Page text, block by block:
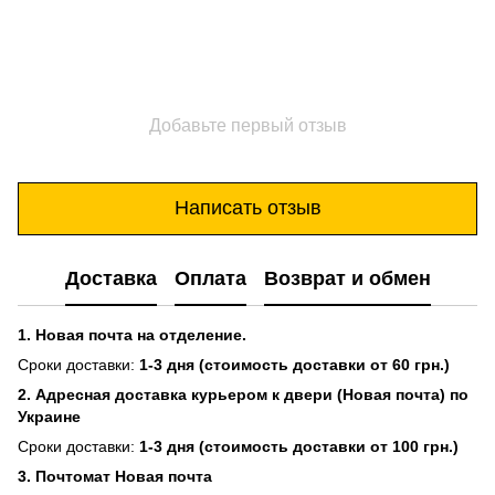
Добавьте первый отзыв
Написать отзыв
Доставка Оплата Возврат и обмен
1. Новая почта на отделение.
Сроки доставки: 1-3 дня (стоимость доставки от 60 грн.)
2. Адресная доставка курьером к двери (Новая почта) по
Украине
Сроки доставки: 1-3 дня (стоимость доставки от 100 грн.)
3. Почтомат Новая почта